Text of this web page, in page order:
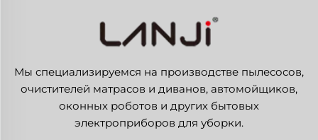
Мы специализируемся на производстве пылесосов,
очистителей матрасов и диванов, автомойщиков,
оконных роботов и других бытовых
электроприборов для уборки.